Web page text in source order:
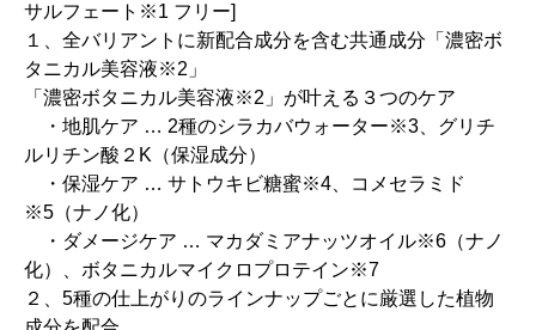
サルフェート※1 フリー]
１、全バリアントに新配合成分を含む共通成分「濃密ボ
タニカル美容液※2」
「濃密ボタニカル美容液※2」が叶える３つのケア
・地肌ケア … 2種のシラカバウォーター※3、グリチ
ルリチン酸２K（保湿成分）
・保湿ケア … サトウキビ糖蜜※4、コメセラミド
※5（ナノ化）
・ダメージケア … マカダミアナッツオイル※6（ナノ
化）、ボタニカルマイクロプロテイン※7
２、5種の仕上がりのラインナップごとに厳選した植物